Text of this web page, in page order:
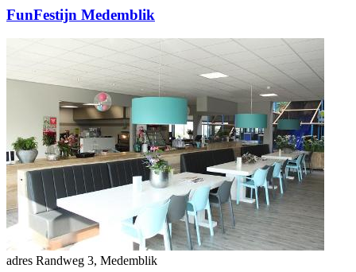
FunFestijn Medemblik
adres Randweg 3, Medemblik